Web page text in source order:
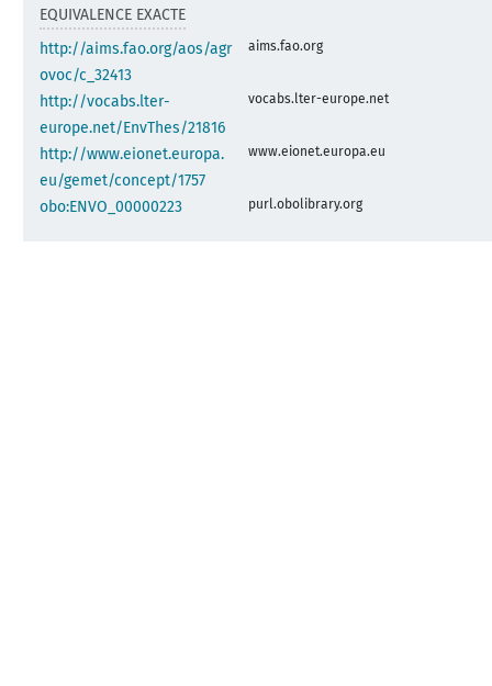
EQUIVALENCE EXACTE
http://aims.fao.org/aos/agr
ovoc/c_32413
aims.fao.org
http://vocabs.lter-
europe.net/EnvThes/21816
vocabs.lter-europe.net
http://www.eionet.europa.
eu/gemet/concept/1757
www.eionet.europa.eu
obo:ENVO_00000223 purl.obolibrary.org